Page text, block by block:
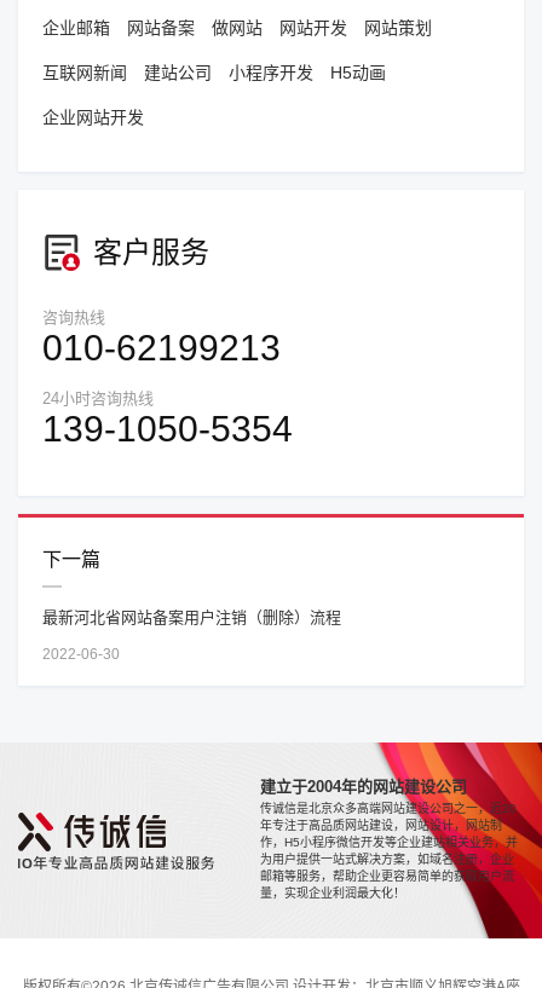
企业邮箱 网站备案 做网站 网站开发 网站策划
互联网新闻 建站公司 小程序开发 H5动画
企业网站开发
客户服务
咨询热线
010-62199213
24小时咨询热线
139-1050-5354
下一篇
最新河北省网站备案用户注销（删除）流程
2022-06-30
建立于2004年的网站建设公司
传诚信是北京众多高端网站建设公司之一，近20
年专注于高品质网站建设，网站设计，网站制
作，H5小程序微信开发等企业建站相关业务，并
为用户提供一站式解决方案，如域名注册，企业
邮箱等服务，帮助企业更容易简单的获取用户流
量，实现企业利润最大化！